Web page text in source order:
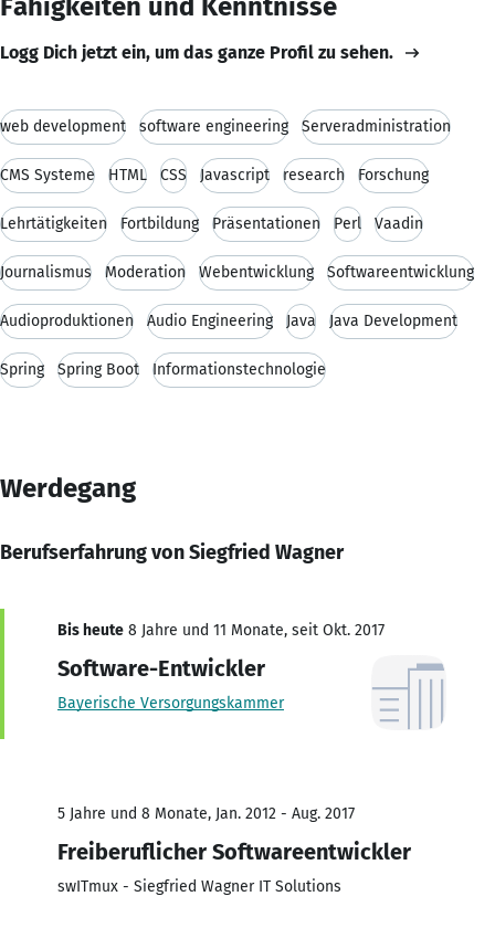
Logg Dich jetzt ein, um das ganze Profil zu sehen.
web development software engineering Serveradministration
CMS Systeme HTML CSS Javascript research Forschung
Lehrtätigkeiten Fortbildung Präsentationen Perl Vaadin
Journalismus Moderation Webentwicklung Softwareentwicklung
Audioproduktionen Audio Engineering Java Java Development
Spring Spring Boot Informationstechnologie
Werdegang
Berufserfahrung von Siegfried Wagner
Bis heute 8 Jahre und 11 Monate, seit Okt. 2017
Software-Entwickler
Bayerische Versorgungskammer
5 Jahre und 8 Monate, Jan. 2012 - Aug. 2017
Freiberuflicher Softwareentwickler
swITmux - Siegfried Wagner IT Solutions